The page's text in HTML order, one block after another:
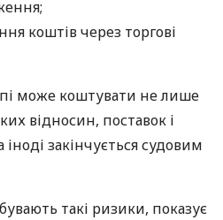
коштів через торгові
може коштувати не лише
відносин, поставок і
закінчується судовим
такі ризики, показує